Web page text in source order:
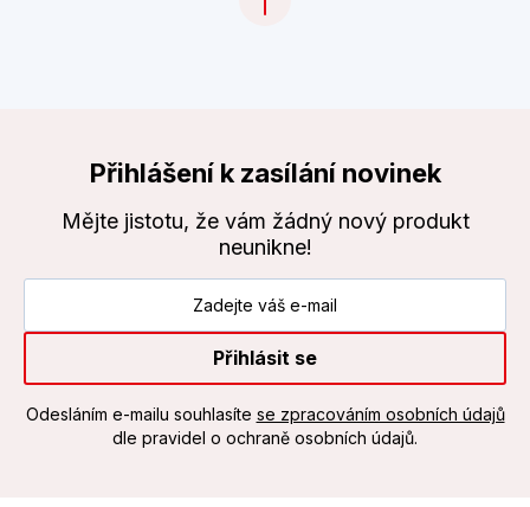
Přihlášení k zasílání novinek
Mějte jistotu, že vám žádný nový produkt
neunikne!
Přihlásit se
Odesláním e-mailu souhlasíte se zpracováním osobních údajů
dle pravidel o ochraně osobních údajů.